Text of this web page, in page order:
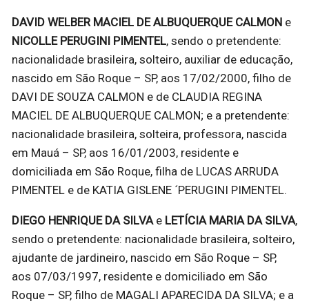
DAVID WELBER MACIEL DE ALBUQUERQUE CALMON e
NICOLLE PERUGINI PIMENTEL, sendo o pretendente:
nacionalidade brasileira, solteiro, auxiliar de educação,
nascido em São Roque – SP, aos 17/02/2000, filho de
DAVI DE SOUZA CALMON e de CLAUDIA REGINA
MACIEL DE ALBUQUERQUE CALMON; e a pretendente:
nacionalidade brasileira, solteira, professora, nascida
em Mauá – SP, aos 16/01/2003, residente e
domiciliada em São Roque, filha de LUCAS ARRUDA
PIMENTEL e de KATIA GISLENE ´PERUGINI PIMENTEL.
DIEGO HENRIQUE DA SILVAe LETÍCIA MARIA DA SILVA,
sendo o pretendente: nacionalidade brasileira, solteiro,
ajudante de jardineiro, nascido em São Roque – SP,
aos 07/03/1997, residente e domiciliado em São
Roque – SP, filho de MAGALI APARECIDA DA SILVA; e a